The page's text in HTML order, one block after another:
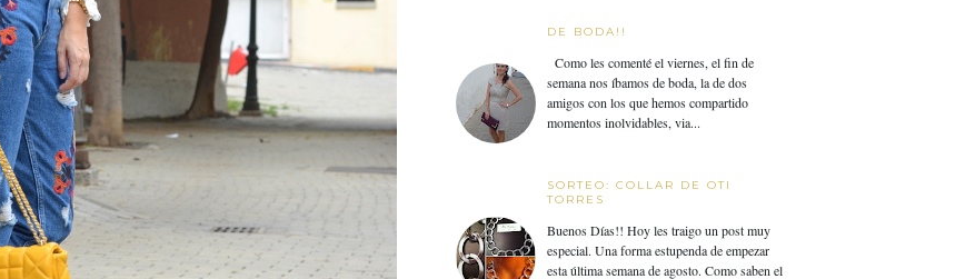
DE BODA!!
Como les comenté el viernes, el fin de
semana nos íbamos de boda, la de dos
amigos con los que hemos compartido
momentos inolvidables, via...
SORTEO: COLLAR DE OTI
TORRES
Buenos Días!! Hoy les traigo un post muy
especial. Una forma estupenda de empezar
esta última semana de agosto. Como saben el